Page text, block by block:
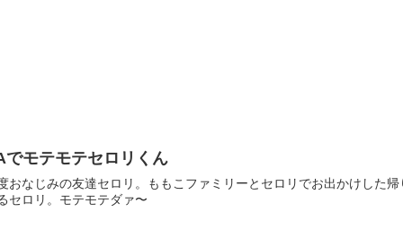
でモテモテセロリくん
おなじみの友達セロリ。ももこファミリーとセロリでお出かけした
セロリ。モテモテダァ〜